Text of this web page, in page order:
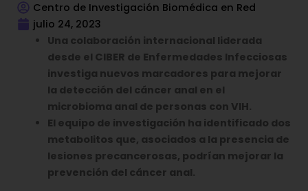
Centro de Investigación Biomédica en Red
julio 24, 2023
Una colaboración internacional liderada
desde el CIBER de Enfermedades Infecciosas
investiga nuevos marcadores para mejorar
la detección del cáncer anal en el
microbioma anal de personas con VIH.
El equipo de investigación ha identificado dos
metabolitos que, asociados a la presencia de
lesiones precancerosas, podrían mejorar la
prevención del cáncer anal.